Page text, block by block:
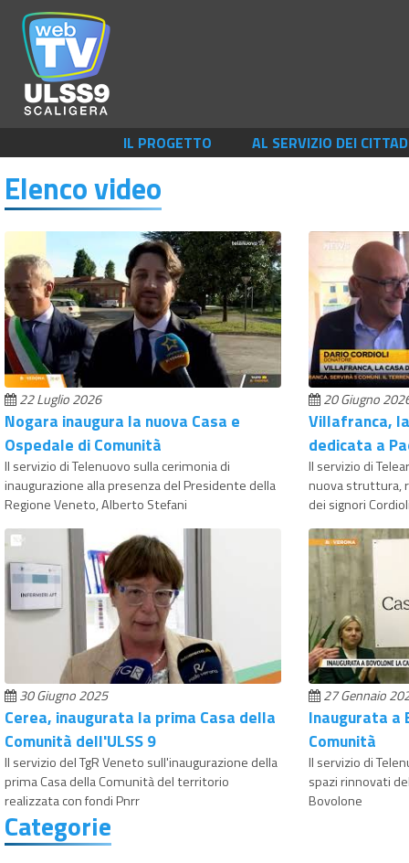
IL PROGETTO AL SERVIZIO DEI
Elenco video
22 Luglio 2026
Nogara inaugura la nuova Casa e
Ospedale di Comunità
Il servizio di Telenuovo sulla cerimonia di
inaugurazione alla presenza del Presidente della
Regione Veneto, Alberto Stefani
20 Giugno
Villafranca,
dedicata a
Il servizio di
nuova struttura,
dei signori
30 Giugno 2025
Cerea, inaugurata la prima Casa della
Comunità dell'ULSS 9
Il servizio del TgR Veneto sull'inaugurazione della
prima Casa della Comunità del territorio
realizzata con fondi Pnrr
27 Gennaio
Inaugurata a
Comunità
Il servizio di
spazi rinnovati
Bovolone
Categorie